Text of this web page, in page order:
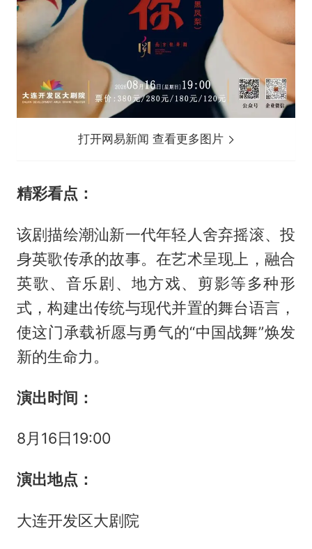
打开网易新闻 查看更多图片
精彩看点：
该剧描绘潮汕新一代年轻人舍弃摇滚、投
身英歌传承的故事。在艺术呈现上，融合
英歌、音乐剧、地方戏、剪影等多种形
式，构建出传统与现代并置的舞台语言，
使这门承载祈愿与勇气的“中国战舞”焕发
新的生命力。
演出时间：
8月16日19:00
演出地点：
大连开发区大剧院